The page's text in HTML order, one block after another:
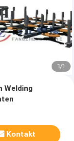
1/1
Welding
Kontakt